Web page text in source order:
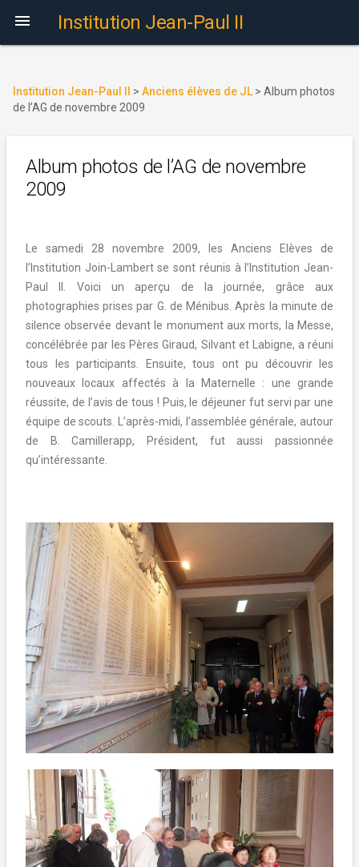
 Institution Jean-Paul II
Institution Jean-Paul II > Anciens élèves de JL > Album photos
de l’AG de novembre 2009
Album photos de l’AG de novembre
2009
Le samedi 28 novembre 2009, les Anciens Elèves de
l’Institution Join-Lambert se sont réunis à l’Institution Jean-
Paul II. Voici un aperçu de la journée, grâce aux
photographies prises par G. de Ménibus. Après la minute de
silence observée devant le monument aux morts, la Messe,
concélébrée par les Pères Giraud, Silvant et Labigne, a réuni
tous les participants. Ensuite, tous ont pu découvrir les
nouveaux locaux affectés à la Maternelle : une grande
réussite, de l’avis de tous ! Puis, le déjeuner fut servi par une
équipe de scouts. L’après-midi, l’assemblée générale, autour
de B. Camillerapp, Président, fut aussi passionnée
qu’intéressante.